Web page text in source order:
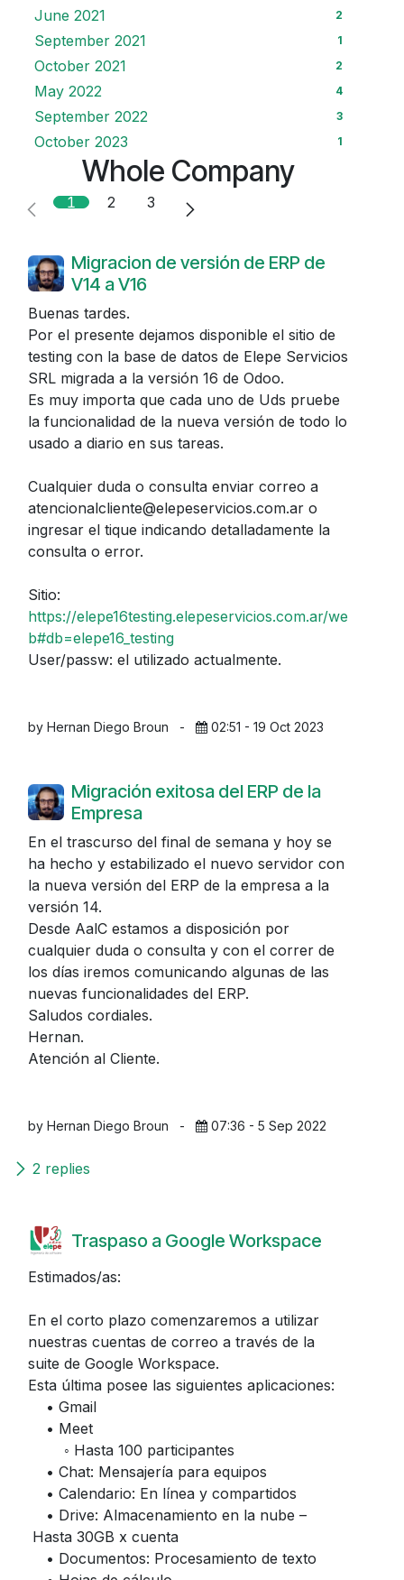
June 2021 2
September 2021 1
October 2021 2
May 2022 4
September 2022 3
October 2023 1
Whole Company
1 2 3
Migracion de versión de ERP de
V14 a V16
Buenas tardes.
Por el presente dejamos disponible el sitio de
testing con la base de datos de Elepe Servicios
SRL migrada a la versión 16 de Odoo.
Es muy importa que cada uno de Uds pruebe
la funcionalidad de la nueva versión de todo lo
usado a diario en sus tareas.
Cualquier duda o consulta enviar correo a
atencionalcliente@elepeservicios.com.ar o
ingresar el tique indicando detalladamente la
consulta o error.
Sitio:
https://elepe16testing.elepeservicios.com.ar/we
b#db=elepe16_testing
User/passw: el utilizado actualmente.
by Hernan Diego Broun - 02:51 - 19 Oct 2023
Migración exitosa del ERP de la
Empresa
En el trascurso del final de semana y hoy se
ha hecho y estabilizado el nuevo servidor con
la nueva versión del ERP de la empresa a la
versión 14.
Desde AalC estamos a disposición por
cualquier duda o consulta y con el correr de
los días iremos comunicando algunas de las
nuevas funcionalidades del ERP.
Saludos cordiales.
Hernan.
Atención al Cliente.
by Hernan Diego Broun - 07:36 - 5 Sep 2022
2 replies
Traspaso a Google Workspace
Estimados/as:
En el corto plazo comenzaremos a utilizar
nuestras cuentas de correo a través de la
suite de Google Workspace.
Esta última posee las siguientes aplicaciones:
• Gmail
• Meet
◦ Hasta 100 participantes
• Chat: Mensajería para equipos
• Calendario: En línea y compartidos
• Drive: Almacenamiento en la nube –
Hasta 30GB x cuenta
• Documentos: Procesamiento de texto